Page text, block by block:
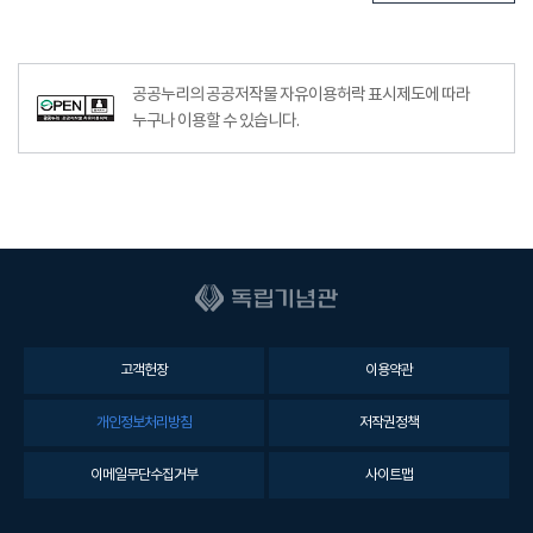
공공누리의 공공저작물 자유이용허락 표시제도에 따라
누구나 이용할 수 있습니다.
고객헌장 이용약관
개인정보처리방침 저작권정책
이메일무단수집거부 사이트맵